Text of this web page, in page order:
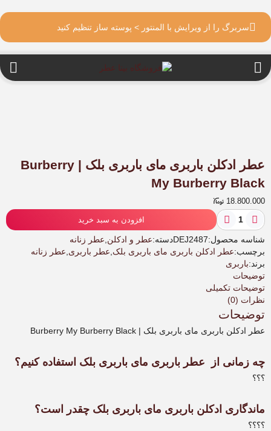
سربرگ را از ویرایش با المنتور > پوسته ساز تنظیم کنید
عطر ادکلن باربری مای باربری بلک | Burberry
My Burberry Black
18.800.000
عطر
ادکلن
باربری
مای
باربری
بلک
|
Burberry
My
Burberry
Black
افزودن به سبد خرید
شناسه محصول:DEJ2487دسته:عطر و ادکلن عطر زنانه
برچسب:عطر ادکلن باربری مای باربری بلک عطر باربری عطر زنانه
برند:باربری
توضیحات
توضیحات تکمیلی
نظرات (0)
توضیحات
عطر ادکلن باربری مای باربری بلک | Burberry My Burberry Black
چه زمانی از عطر باربری مای باربری بلک استفاده کنیم؟
؟؟؟
ماندگاری ادکلن باربری مای باربری بلک چقدر است؟
؟؟؟؟